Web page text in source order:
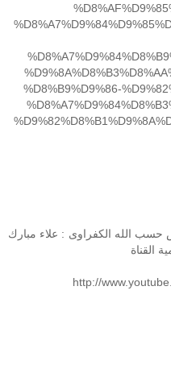
%D8%B9%D9%86-
حسب الله الكفراوى : علاء مبارك
القناة
http://